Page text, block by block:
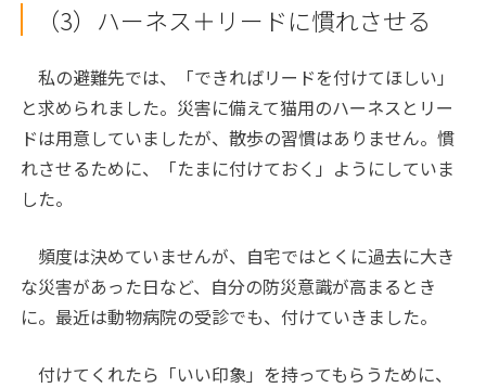
（3）ハーネス＋リードに慣れさせる
私の避難先では、「できればリードを付けてほしい」
と求められました。災害に備えて猫用のハーネスとリー
ドは用意していましたが、散歩の習慣はありません。慣
れさせるために、「たまに付けておく」ようにしていま
した。
頻度は決めていませんが、自宅ではとくに過去に大き
な災害があった日など、自分の防災意識が高まるとき
に。最近は動物病院の受診でも、付けていきました。
付けてくれたら「いい印象」を持ってもらうために、